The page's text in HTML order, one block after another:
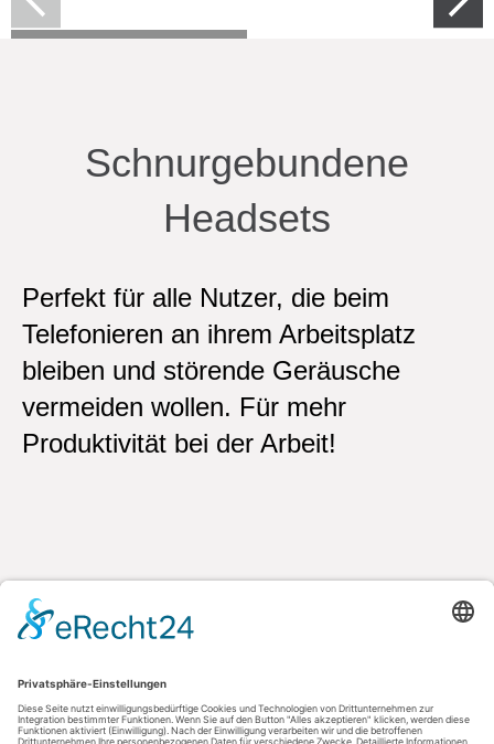
Schnurgebundene
Headsets
Perfekt für alle Nutzer, die beim
Telefonieren an ihrem Arbeitsplatz
bleiben und störende Geräusche
vermeiden wollen. Für mehr
Produktivität bei der Arbeit!
Kontakt